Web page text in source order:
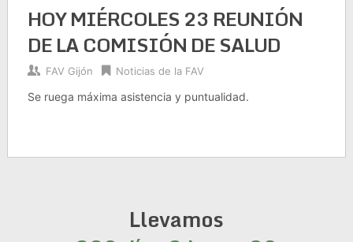
HOY MIÉRCOLES 23 REUNIÓN
DE LA COMISIÓN DE SALUD
FAV Gijón Noticias de la FAV
Se ruega máxima asistencia y puntualidad.
Llevamos